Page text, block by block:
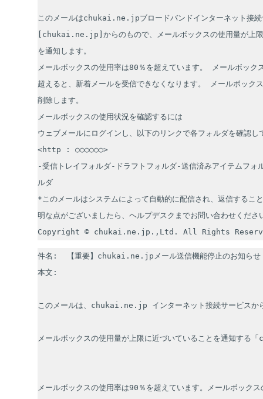
このメールはchukai.ne.jpブロードバンドインターネット接続
[chukai.ne.jp]からのもので、メールボックスの使用量が上限
を通知します。
メールボックスの使用率は80％を超えています。 メールボック
超えると、新着メールを受信できなくなります。 メールボック
削除します。
メールボックスの使用状況を確認するには
ウェブメールにログインし、以下のリンクで各フォルダを確認
<http : ○○○○○○>
-受信トレイフォルダ-ドラフトフォルダ-送信済みアイテムフォ
ルダ
*このメールはシステムによって自動的に配信され、返信するこ
明な点がございましたら、ヘルプデスクまでお問い合わせくださ
Copyright © chukai.ne.jp.,Ltd. All Rights
件名:  【重要】chukai.ne.jpメール送信機能停止のお知らせ
本文:
このメールは、chukai.ne.jp インターネット接続サービスか
メールボックスの使用量が上限に近づいていることを通知す
メールボックスの使用率は90％を超えています。メールボック